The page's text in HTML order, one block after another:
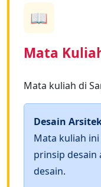
📖
Mata
Mata kuliah di
Desain
Mata kuliah
prinsip
desain.